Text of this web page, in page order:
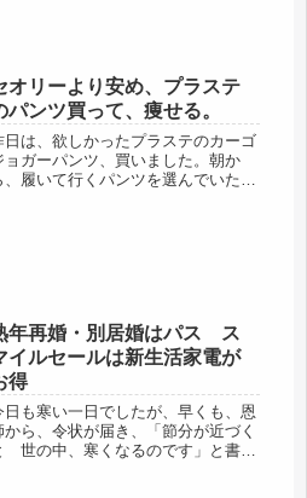
オリーより安め、プラステ
パンツ買って、痩せる。
日は、欲しかったプラステのカーゴ
ョガーパンツ、買いました。朝か
、履いて行くパンツを選んでいた
年再婚・別居婚はパス ス
イルセールは新生活家電が
得
日も寒い一日でしたが、早くも、恩
から、令状が届き、「節分が近づく
世の中、寒くなるのです」と書い